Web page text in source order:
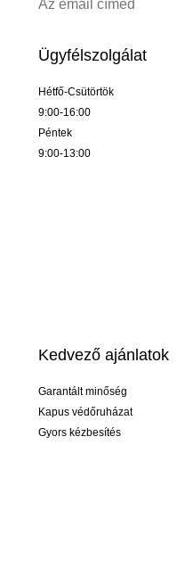
Ügyfélszolgálat
Hétfő-Csütörtök
9:00-16:00
Péntek
9:00-13:00
Kedvező ajánlatok
Garantált minőség
Kapus védőruházat
Gyors kézbesítés